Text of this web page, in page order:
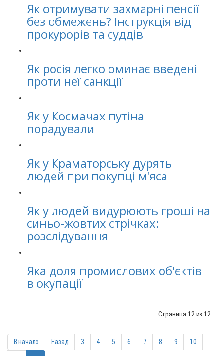
Як отримувати захмарні пенсії
без обмежень? Інструкція від
прокурорів та суддів
Як росія легко оминає введені
проти неї санкції
Як у Космачах путіна
порадували
Як у Краматорську дурять
людей при покупці м'яса
Як у людей видурюють гроші на
синьо-жовтих стрічках:
розслідування
Яка доля промислових об'єктів
в окупації
Страница 12 из 12
В начало Назад 3 4 5 6 7 8 9 10